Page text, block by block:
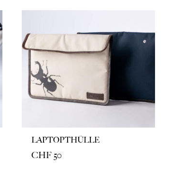
LAPTOPTHÜLLE
CHF 50